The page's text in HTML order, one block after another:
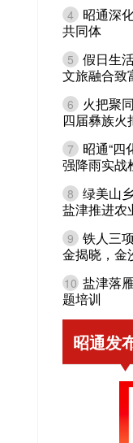
4
昭通深
共同体
5 假日生
文旅融合致
6
火把聚
四届彝族火
7
昭通“四
强降雨实战
8 绿美山
盐津推进农
9 铁人三
金揭晓，金
10 盐津落
题培训
昭通发